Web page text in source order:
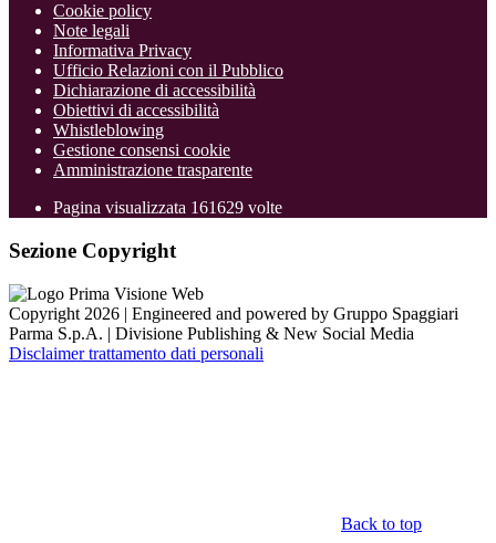
Cookie policy
Note legali
Informativa Privacy
Ufficio Relazioni con il Pubblico
Dichiarazione di accessibilità
Obiettivi di accessibilità
Whistleblowing
Gestione consensi cookie
Amministrazione trasparente
Pagina visualizzata 161629 volte
Sezione Copyright
Copyright 2026 | Engineered and powered by Gruppo Spaggiari
Parma S.p.A. | Divisione Publishing & New Social Media
Disclaimer trattamento dati personali
Back to top